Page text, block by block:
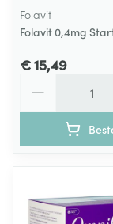
Folavit
Folavit 0,4mg
€ 15,49